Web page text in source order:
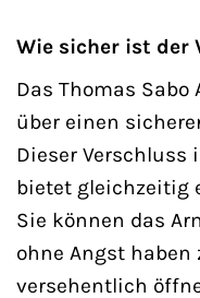
Wie sicher ist der
Das Thomas Sabo
über einen
Dieser
bietet gleichzeitig
Sie können das
ohne Angst haben
versehentlich